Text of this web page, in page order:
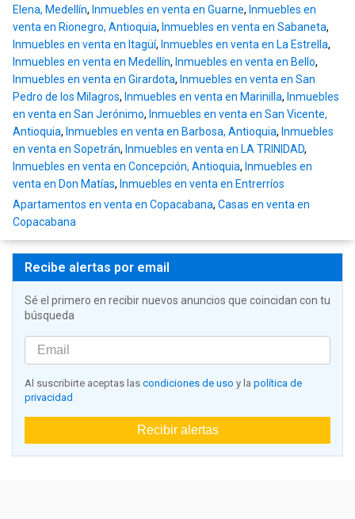
Elena, Medellín, Inmuebles en venta en Guarne, Inmuebles en
venta en Rionegro, Antioquia, Inmuebles en venta en Sabaneta,
Inmuebles en venta en Itagüí, Inmuebles en venta en La Estrella,
Inmuebles en venta en Medellín, Inmuebles en venta en Bello,
Inmuebles en venta en Girardota, Inmuebles en venta en San
Pedro de los Milagros, Inmuebles en venta en Marinilla, Inmuebles
en venta en San Jerónimo, Inmuebles en venta en San Vicente,
Antioquia, Inmuebles en venta en Barbosa, Antioquia, Inmuebles
en venta en Sopetrán, Inmuebles en venta en LA TRINIDAD,
Inmuebles en venta en Concepción, Antioquia, Inmuebles en
venta en Don Matías, Inmuebles en venta en Entrerríos
Apartamentos en venta en Copacabana, Casas en venta en
Copacabana
Recibe alertas por email
Sé el primero en recibir nuevos anuncios que coincidan con tu
búsqueda
Al suscribirte aceptas las condiciones de uso y la política de
privacidad
Recibir alertas